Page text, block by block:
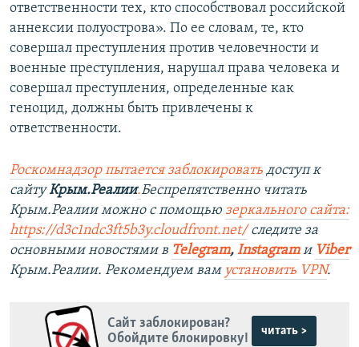
ответственности тех, кто способствовал российской
аннексии полуострова». По ее словам, те, кто
совершал преступления против человечности и
военные преступления, нарушал права человека и
совершал преступления, определенные как
геноцид, должны быть привлечены к
ответственности.
Роскомнадзор пытается заблокировать доступ к
сайтуКрым.Реалии.Беспрепятственно читать
Крым.Реалии можно с помощью зеркального сайта:
https://d3c1ndc3ft5b3y.cloudfront.net/следите за
основными новостями в Telegram, Instagramи Viber
Крым.Реалии. Рекомендуем вам установить VPN.
Сайт заблокирован?
Обойдите блокировку!
читать >